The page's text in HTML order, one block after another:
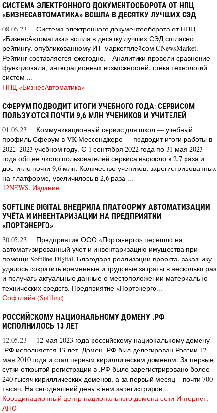
СИСТЕМА ЭЛЕКТРОННОГО ДОКУМЕНТООБОРОТА ОТ НПЦ
«БИЗНЕСАВТОМАТИКА» ВОШЛА В ДЕСЯТКУ ЛУЧШИХ СЭД
08.06.23
Система электронного документооборота от НПЦ
«БизнесАвтоматика» вошла в десятку лучших СЭД согласно
рейтингу, опубликованному ИТ-маркетплейсом CNewsMarket.
Рейтинг составляется ежегодно. Аналитики провели сравнение
функционала, интеграционных возможностей, стека технологий
систем ...
НПЦ «БизнесАвтоматика»
СФЕРУМ ПОДВОДИТ ИТОГИ УЧЕБНОГО ГОДА: СЕРВИСОМ
ПОЛЬЗУЮТСЯ ПОЧТИ 9,6 МЛН УЧЕНИКОВ И УЧИТЕЛЕЙ
01.06.23
Коммуникационный сервис для школ — учебный
профиль Сферум в VK Мессенджере — подводит итоги работы в
2022–2023 учебном году. С 1 сентября 2022 года по 31 мая 2023
года общее число пользователей сервиса выросло в 2,7 раза и
достигло почти 9,6 млн. Количество учеников, зарегистрированных
на платформе, увеличилось в 2,6 раза ...
12NEWS, Издание
SOFTLINE DIGITAL ВНЕДРИЛА ПЛАТФОРМУ АВТОМАТИЗАЦИИ
УЧЁТА И ИНВЕНТАРИЗАЦИИ НА ПРЕДПРИЯТИИ
«ПОРТЭНЕРГО»
30.05.23
Предприятие ООО «Портэнерго» перешло на
автоматизированный учет и инвентаризацию имущества при
помощи Softline Digital. Благодаря реализации проекта, заказчику
удалось сократить временные и трудовые затраты в несколько раз
и получать актуальные данные о местоположении материально-
технических средств. Предприятие «Портэнерго...
Софтлайн (Softline)
РОССИЙСКОМУ НАЦИОНАЛЬНОМУ ДОМЕНУ .РФ
ИСПОЛНИЛОСЬ 13 ЛЕТ
12.05.23
12 мая 2023 года российскому национальному домену
.РФ исполняется 13 лет. Домен .РФ был делегирован России 12
мая 2010 года и стал первым кириллическим доменом. За первые
сутки открытой регистрации в .РФ было зарегистрировано более
240 тысяч кириллических доменов, а за первый месяц – почти 700
тысяч. На сегодняшний день в нем зарегистриров...
Координационный центр национального домена сети Интернет,
АНО